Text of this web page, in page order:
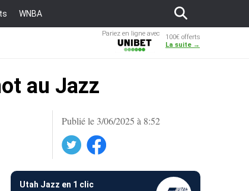
WNBA
Pariez en ligne avec
100€ offerts
La suite →
au Jazz
Publié le 3/06/2025 à 8:52
Facebook
Utah Jazz en 1 clic